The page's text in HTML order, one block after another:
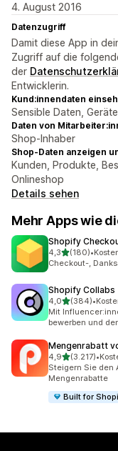
4. August 2016
Datenzugriff
Damit diese App in
Zugriff auf die
der
Entwicklerin.
Kund:innendaten
Sensible Daten,
Daten von
Shop-Inhaber
Shop-Daten anzeigen
Kunden, Produkte,
Onlineshop
Details sehen
Mehr Apps wie
Shopify
4,3von 5 Sternen
(180)
180 Rezensionen
•
Checkout-,
Shopify Collabs
4,0von 5 Sternen
(384)
384 •
Mit
bewerben und
Mengenrabatt
4,9von 5 Sternen
(3.217)
3217 •
Steigern Sie den
Mengenrabatte
Built for